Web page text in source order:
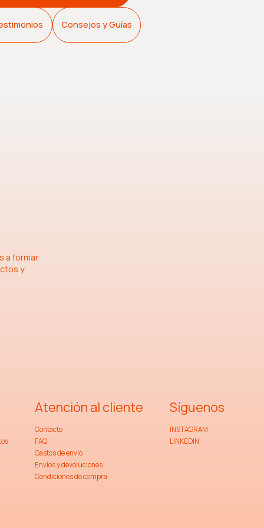
Consejos y Guías
a formar
y
Atención al cliente
Contacto
FAQ
Gastos de envío
Envíos y devoluciones
Condiciones de compra
Síguenos
INSTAGRAM
LINKEDIN